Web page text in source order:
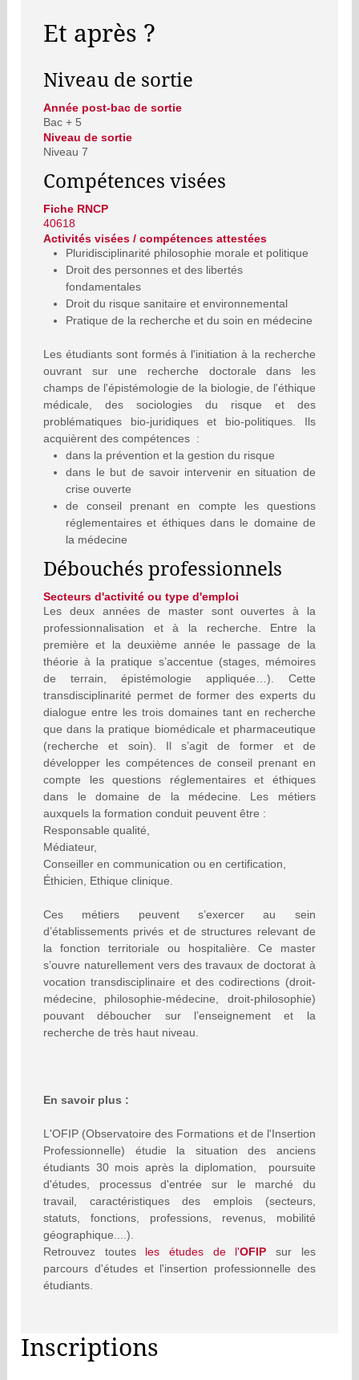
Et après ?
Niveau de sortie
Année post-bac de sortie
Bac + 5
Niveau de sortie
Niveau 7
Compétences visées
Fiche RNCP
40618
Activités visées / compétences attestées
Pluridisciplinarité philosophie morale et politique
Droit des personnes et des libertés
fondamentales
Droit du risque sanitaire et environnemental
Pratique de la recherche et du soin en médecine
Les étudiants sont formés à l'initiation à la recherche
ouvrant sur une recherche doctorale dans les
champs de l'épistémologie de la biologie, de l'éthique
médicale, des sociologies du risque et des
problématiques bio-juridiques et bio-politiques. Ils
acquièrent des compétences :
dans la prévention et la gestion du risque
dans le but de savoir intervenir en situation de
crise ouverte
de conseil prenant en compte les questions
réglementaires et éthiques dans le domaine de
la médecine
Débouchés professionnels
Secteurs d'activité ou type d'emploi
Les deux années de master sont ouvertes à la
professionnalisation et à la recherche. Entre la
première et la deuxième année le passage de la
théorie à la pratique s’accentue (stages, mémoires
de terrain, épistémologie appliquée…). Cette
transdisciplinarité permet de former des experts du
dialogue entre les trois domaines tant en recherche
que dans la pratique biomédicale et pharmaceutique
(recherche et soin). Il s’agit de former et de
développer les compétences de conseil prenant en
compte les questions réglementaires et éthiques
dans le domaine de la médecine. Les métiers
auxquels la formation conduit peuvent être :
Responsable qualité,
Médiateur,
Conseiller en communication ou en certification,
Éthicien, Ethique clinique.
Ces métiers peuvent s’exercer au sein
d’établissements privés et de structures relevant de
la fonction territoriale ou hospitalière. Ce master
s’ouvre naturellement vers des travaux de doctorat à
vocation transdisciplinaire et des codirections (droit-
médecine, philosophie-médecine, droit-philosophie)
pouvant déboucher sur l’enseignement et la
recherche de très haut niveau.
En savoir plus :
L'OFIP (Observatoire des Formations et de l'Insertion
Professionnelle) étudie la situation des anciens
étudiants 30 mois après la diplomation, poursuite
d'études, processus d'entrée sur le marché du
travail, caractéristiques des emplois (secteurs,
statuts, fonctions, professions, revenus, mobilité
géographique....).
Retrouvez toutes les études de l'OFIP sur les
parcours d'études et l'insertion professionnelle des
étudiants.
Inscriptions